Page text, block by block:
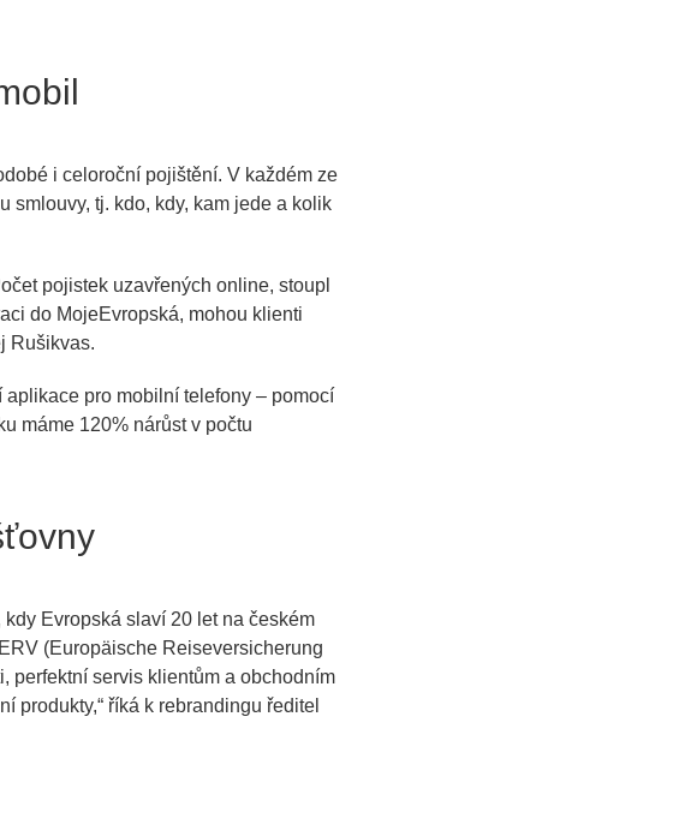
i celoroční pojištění. V každém ze
smlouvy, tj. kdo, kdy, kam jede a kolik
pojistek uzavřených online, stoupl
do MojeEvropská, mohou klienti
Rušikvas.
pro mobilní telefony – pomocí
máme 120% nárůst v počtu
Evropská slaví 20 let na českém
(Europäische Reiseversicherung
perfektní servis klientům a obchodním
produkty,“ říká k rebrandingu ředitel